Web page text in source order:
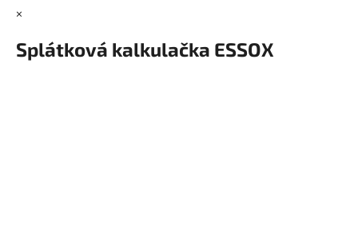
v
ý
×
Splátková kalkulačka ESSOX